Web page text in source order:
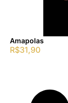
Amapolas
R$31,90